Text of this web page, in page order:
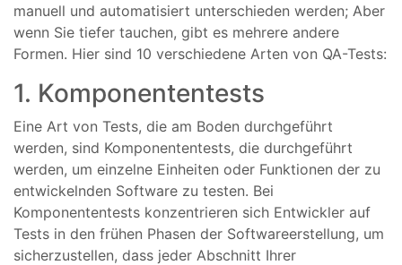
manuell und automatisiert unterschieden werden; Aber
wenn Sie tiefer tauchen, gibt es mehrere andere
Formen. Hier sind 10 verschiedene Arten von QA-Tests:
1. Komponententests
Eine Art von Tests, die am Boden durchgeführt
werden, sind Komponententests, die durchgeführt
werden, um einzelne Einheiten oder Funktionen der zu
entwickelnden Software zu testen. Bei
Komponententests konzentrieren sich Entwickler auf
Tests in den frühen Phasen der Softwareerstellung, um
sicherzustellen, dass jeder Abschnitt Ihrer